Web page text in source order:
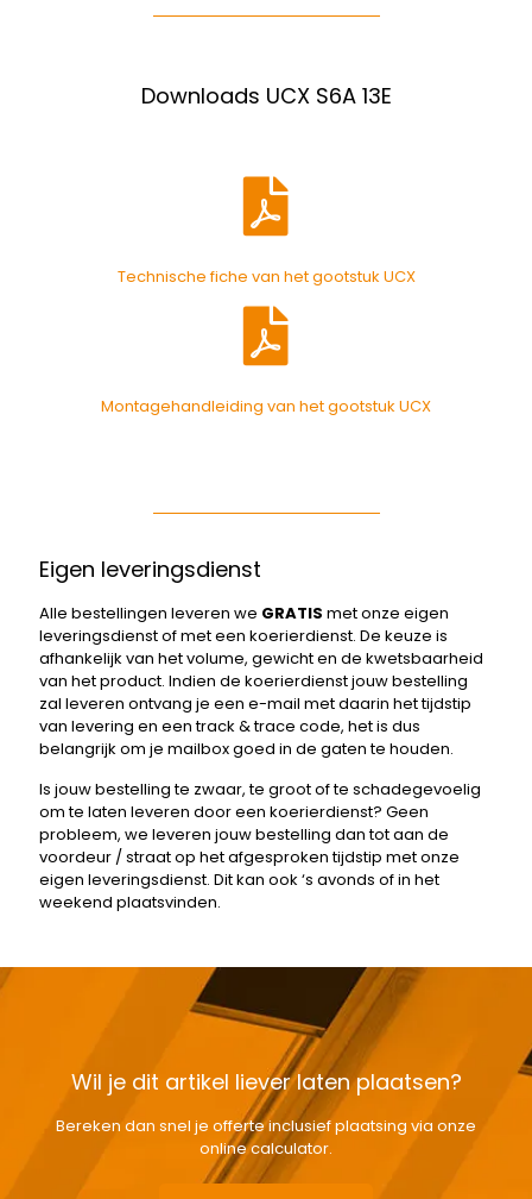
Downloads UCX S6A 13E
Technische fiche van het gootstuk UCX
Montagehandleiding van het gootstuk UCX
Eigen leveringsdienst
Alle bestellingen leveren we GRATIS met onze eigen
leveringsdienst of met een koerierdienst. De keuze is
afhankelijk van het volume, gewicht en de kwetsbaarheid
van het product. Indien de koerierdienst jouw bestelling
zal leveren ontvang je een e-mail met daarin het tijdstip
van levering en een track & trace code, het is dus
belangrijk om je mailbox goed in de gaten te houden.
Is jouw bestelling te zwaar, te groot of te schadegevoelig
om te laten leveren door een koerierdienst? Geen
probleem, we leveren jouw bestelling dan tot aan de
voordeur / straat op het afgesproken tijdstip met onze
eigen leveringsdienst. Dit kan ook ‘s avonds of in het
weekend plaatsvinden.
Wil je dit artikel liever laten plaatsen?
Bereken dan snel je offerte inclusief plaatsing via onze
online calculator.